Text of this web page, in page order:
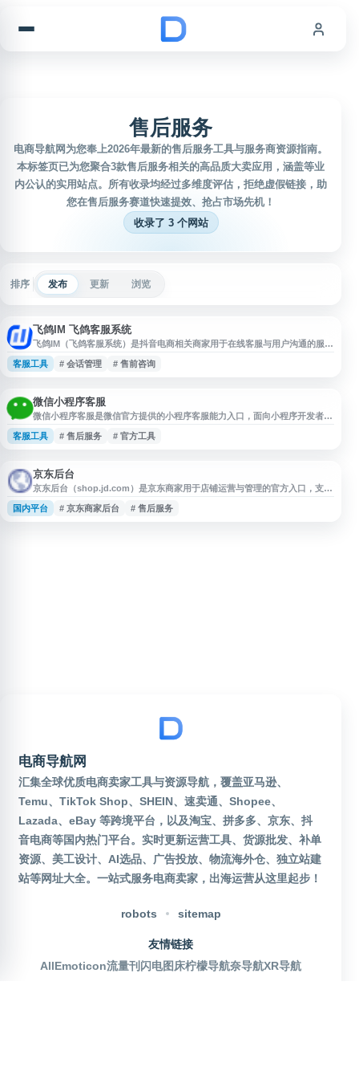
售后服务
电商导航网为您奉上2026年最新的售后服务工具与服务商资源指南。
本标签页已为您聚合3款售后服务相关的高品质大卖应用，涵盖等业
内公认的实用站点。所有收录均经过多维度评估，拒绝虚假链接，助
您在售后服务赛道快速提效、抢占市场先机！
收录了 3 个网站
排序 发布 更新 浏览
飞鸽IM 飞鸽客服系统
飞鸽IM（飞鸽客服系统）是抖音电商相关商家用于在线客服与用户沟通的服务
平台，支持商家处理售前咨询、售后问题、订单沟通等客服场景。平台面向电
商经营者提供即时消息接待、会话管理和客户服务协作能力，帮助商家提升咨
客服工具 # 会话管理 # 售前咨询
微信小程序客服
微信小程序客服是微信官方提供的小程序客服能力入口，面向小程序开发者和
运营者，用于配置、接入和管理用户咨询服务。平台支持小程序消息沟通、客
服人员管理及相关服务设置，帮助商家和服务方在微信生态内处理用户反馈、
客服工具 # 售后服务 # 官方工具
京东后台
京东后台（shop.jd.com）是京东商家用于店铺运营与管理的官方入口，支持
商家登录后进行商品管理、订单处理、营销活动、数据查看、售后服务等日常
经营操作。该平台面向京东入驻商家，帮助店铺集中处理电商运营相关事务，
国内平台 # 京东商家后台 # 售后服务
电商导航网
汇集全球优质电商卖家工具与资源导航，覆盖亚马逊、
Temu、TikTok Shop、SHEIN、速卖通、Shopee、
Lazada、eBay 等跨境平台，以及淘宝、拼多多、京东、抖
音电商等国内热门平台。实时更新运营工具、货源批发、补单
资源、美工设计、AI选品、广告投放、物流海外仓、独立站建
站等网址大全。一站式服务电商卖家，出海运营从这里起步！
robots sitemap
友情链接
AllEmoticon流量刊 闪电图床柠檬导航奈导航XR导航